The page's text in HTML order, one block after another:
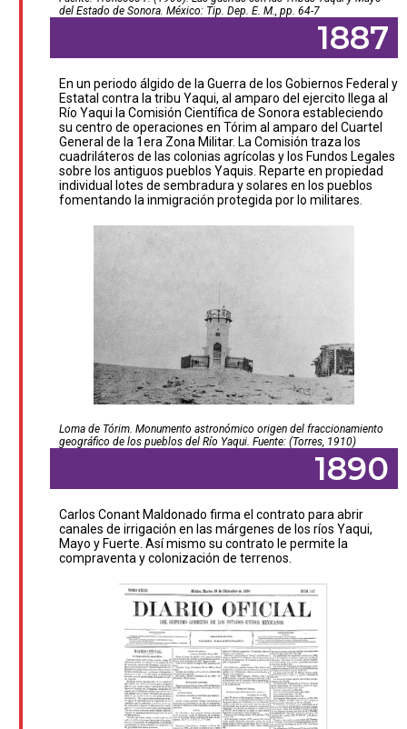
del Estado de Sonora. México: Tip. Dep. E. M., pp. 64-7
1887
En un periodo álgido de la Guerra de los Gobiernos Federal y
Estatal contra la tribu Yaqui, al amparo del ejercito llega al
Río Yaqui la Comisión Científica de Sonora estableciendo
su centro de operaciones en Tórim al amparo del Cuartel
General de la 1era Zona Militar. La Comisión traza los
cuadriláteros de las colonias agrícolas y los Fundos Legales
sobre los antiguos pueblos Yaquis. Reparte en propiedad
individual lotes de sembradura y solares en los pueblos
fomentando la inmigración protegida por lo militares.
Loma de Tórim. Monumento astronómico origen del fraccionamiento
geográfico de los pueblos del Río Yaqui. Fuente: (Torres, 1910)
1890
Carlos Conant Maldonado firma el contrato para abrir
canales de irrigación en las márgenes de los ríos Yaqui,
Mayo y Fuerte. Así mismo su contrato le permite la
compraventa y colonización de terrenos.